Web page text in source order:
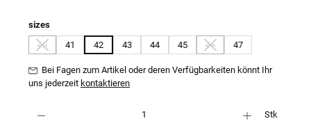
sizesauswählen
40
(Diese Option ist zurzeit nicht verfügbar.)
41 42 43 44 45 46
(Diese Option ist zurzeit
47
Bei Fagen zum Artikel oder deren Verfügbarkeiten könnt Ihr
uns jederzeit kontaktieren
Stk